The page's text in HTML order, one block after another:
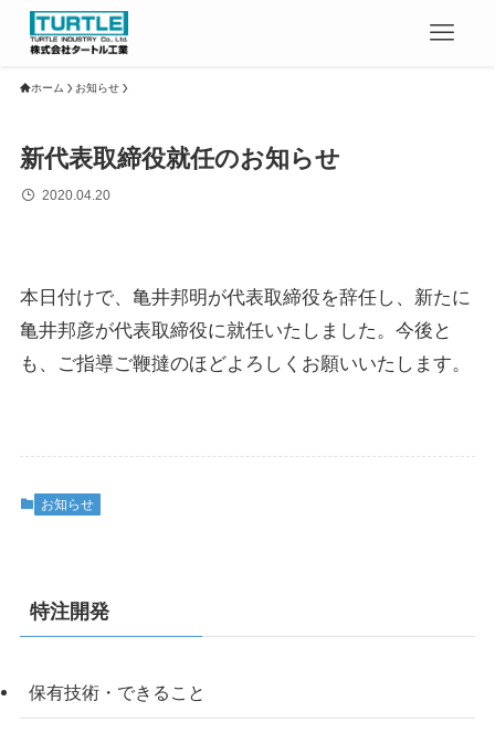
ホーム お知らせ
新代表取締役就任のお知らせ
2020.04.20
本日付けで、亀井邦明が代表取締役を辞任し、新たに
亀井邦彦が代表取締役に就任いたしました。今後と
も、ご指導ご鞭撻のほどよろしくお願いいたします。
お知らせ
特注開発
保有技術・できること